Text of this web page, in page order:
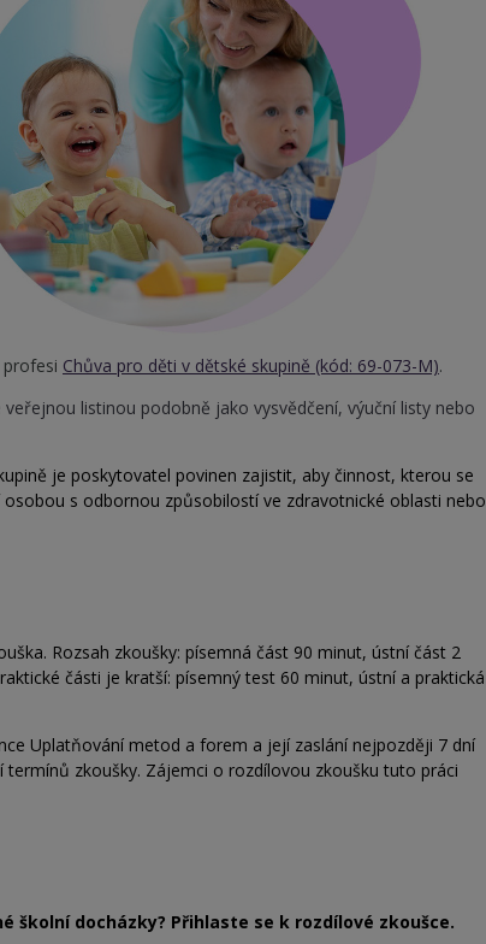
Chůva pro děti v dětské skupině (kód: 69-073-M).
veřejnou listinou podobně jako vysvědčení, výuční listy nebo
je poskytovatel povinen zajistit, aby činnost, kterou se
s odbornou způsobilostí ve zdravotnické oblasti nebo
Rozsah zkoušky: písemná část 90 minut, ústní část 2
části je kratší: písemný test 60 minut, ústní a praktická
Uplatňování metod a forem a její zaslání nejpozději 7 dní
zkoušky. Zájemci o rozdílovou zkoušku tuto práci
školní docházky? Přihlaste se k rozdílové zkoušce.